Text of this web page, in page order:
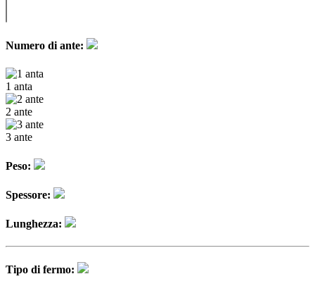
Numero di ante:
1 anta
2 ante
3 ante
Peso:
Spessore:
Lunghezza:
Tipo di fermo: